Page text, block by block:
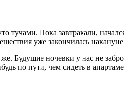
тучами. Пока завтракали,
уже закончилась накануне.
Будущие ночевки у нас не
по пути, чем сидеть в